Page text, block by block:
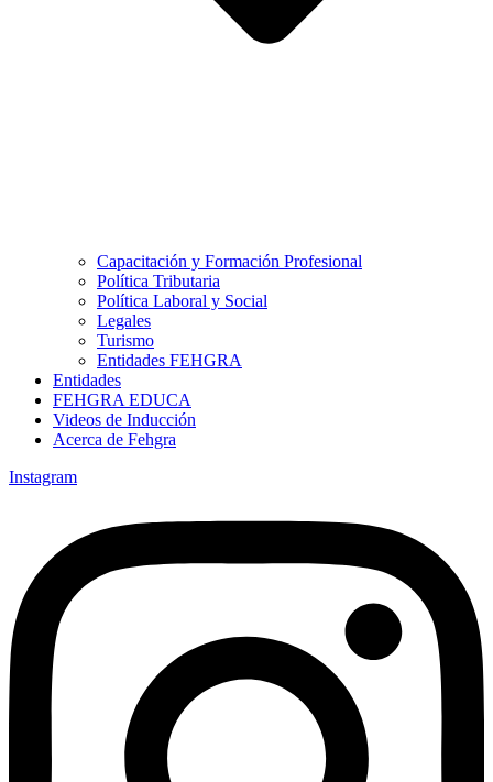
Capacitación y Formación Profesional
Política Tributaria
Política Laboral y Social
Legales
Turismo
Entidades FEHGRA
Entidades
FEHGRA EDUCA
Videos de Inducción
Acerca de Fehgra
Instagram